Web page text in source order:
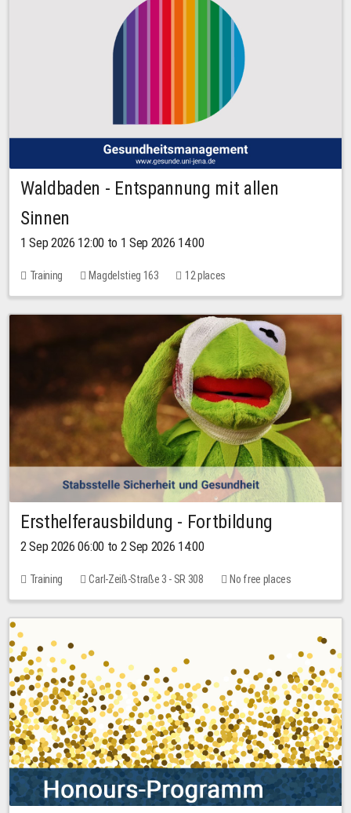
Waldbaden - Entspannung mit allen
Sinnen
1 Sep 2026 12:00 to 1 Sep 2026 14:00
Training Magdelstieg 163 12 places
Ersthelferausbildung - Fortbildung
2 Sep 2026 06:00 to 2 Sep 2026 14:00
Training Carl-Zeiß-Straße 3 - SR 308 No free places